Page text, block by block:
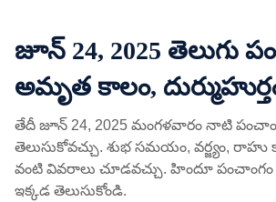
జూన్ 24, 2025 తెలుగు
అమృత కాలం,
తేదీ జూన్ 24, 2025 మంగళవారం నాటి
తెలుసుకోవచ్చు. శుభ సమయం, వర్జ్యం, రాహు
వంటి వివరాలు చూడవచ్చు. హిందూ పంచాంగం
ఇక్కడ తెలుసుకోండి.